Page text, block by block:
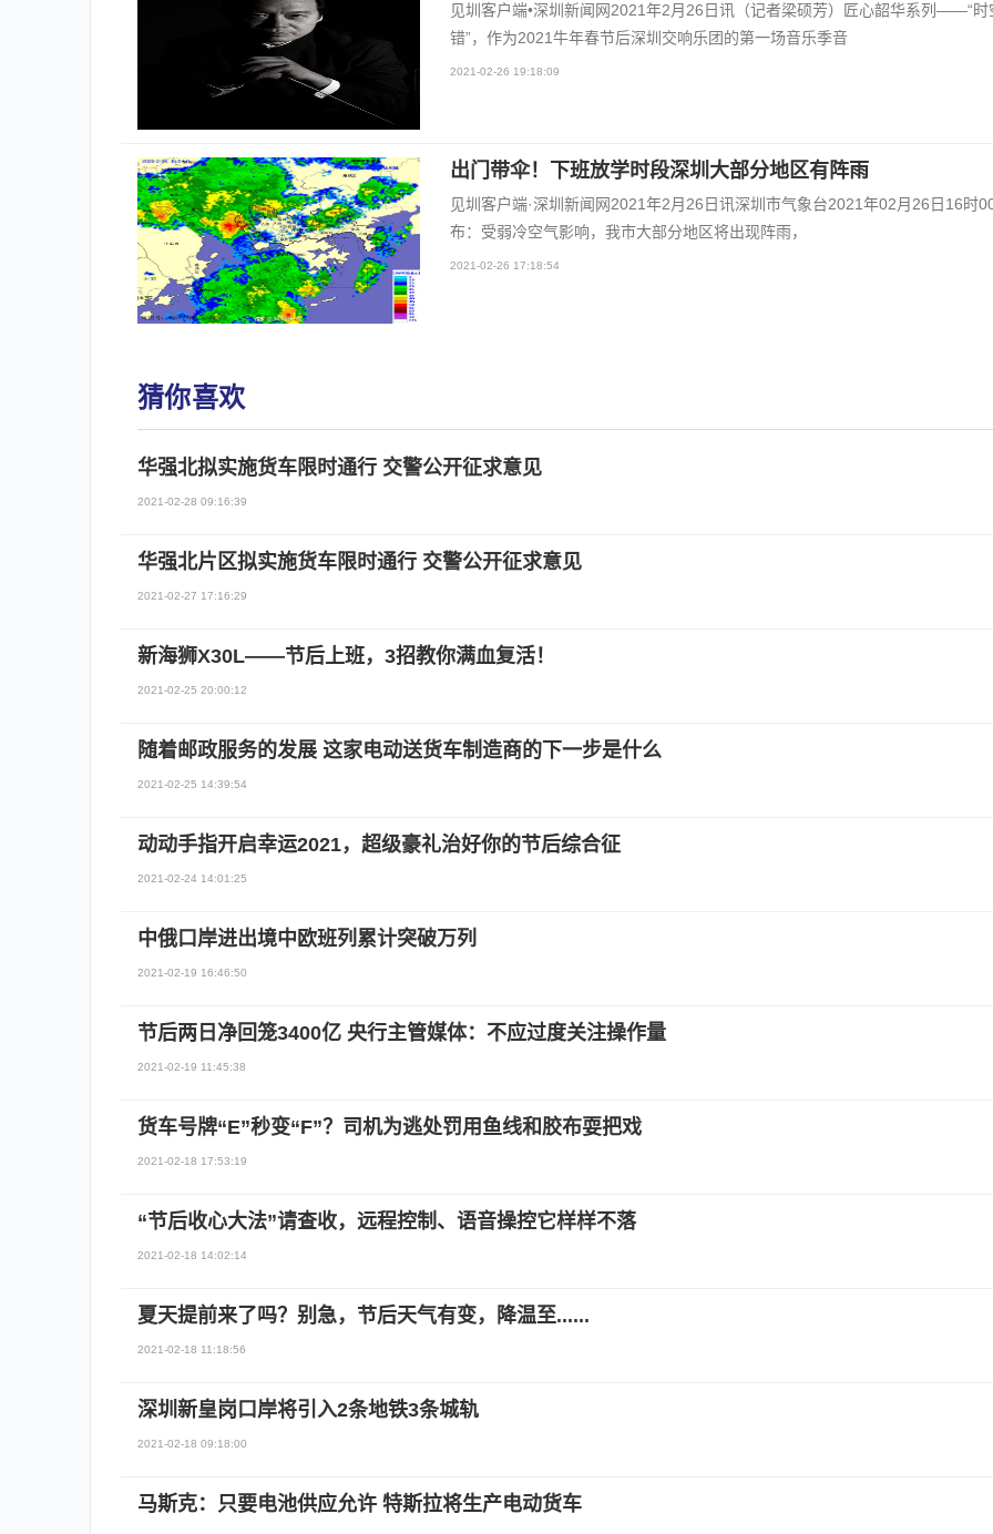
见圳客户端•深圳新闻网2021年2月26日讯（记者梁硕芳）匠心韶华系列——“时
错”，作为2021牛年春节后深圳交响乐团的第一场音乐季音
2021-02-26 19:18:09
出门带伞！下班放学时段深圳大部分地区有阵雨
见圳客户端·深圳新闻网2021年2月26日讯深圳市气象台2021年02月26日16时
布：受弱冷空气影响，我市大部分地区将出现阵雨，
2021-02-26 17:18:54
猜你喜欢
华强北拟实施货车限时通行 交警公开征求意见
2021-02-28 09:16:39
华强北片区拟实施货车限时通行 交警公开征求意见
2021-02-27 17:16:29
新海狮X30L——节后上班，3招教你满血复活！
2021-02-25 20:00:12
随着邮政服务的发展 这家电动送货车制造商的下一步是什么
2021-02-25 14:39:54
动动手指开启幸运2021，超级豪礼治好你的节后综合征
2021-02-24 14:01:25
中俄口岸进出境中欧班列累计突破万列
2021-02-19 16:46:50
节后两日净回笼3400亿 央行主管媒体：不应过度关注操作量
2021-02-19 11:45:38
货车号牌“E”秒变“F”？司机为逃处罚用鱼线和胶布耍把戏
2021-02-18 17:53:19
“节后收心大法”请查收，远程控制、语音操控它样样不落
2021-02-18 14:02:14
夏天提前来了吗？别急，节后天气有变，降温至......
2021-02-18 11:18:56
深圳新皇岗口岸将引入2条地铁3条城轨
2021-02-18 09:18:00
马斯克：只要电池供应允许 特斯拉将生产电动货车